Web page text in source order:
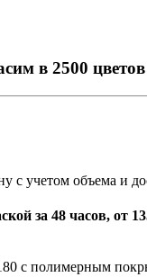
в 2500
с учетом объема и
за 48 часов, от
с полимерным